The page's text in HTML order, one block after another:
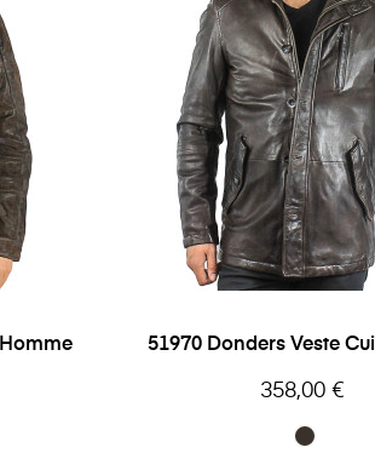
51970 Donders Veste
Prix
358,00 €